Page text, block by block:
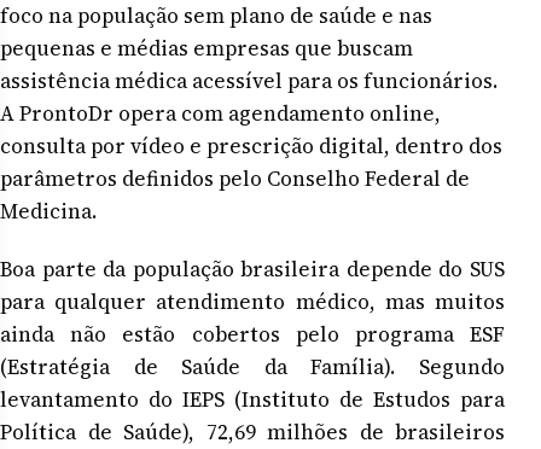
foco na população sem plano de saúde e nas
pequenas e médias empresas que buscam
assistência médica acessível para os funcionários.
A ProntoDr opera com agendamento online,
consulta por vídeo e prescrição digital, dentro dos
parâmetros definidos pelo Conselho Federal de
Medicina.
Boa parte da população brasileira depende do SUS
para qualquer atendimento médico, mas muitos
ainda não estão cobertos pelo programa ESF
(Estratégia de Saúde da Família). Segundo
levantamento do IEPS (Instituto de Estudos para
Política de Saúde), 72,69 milhões de brasileiros